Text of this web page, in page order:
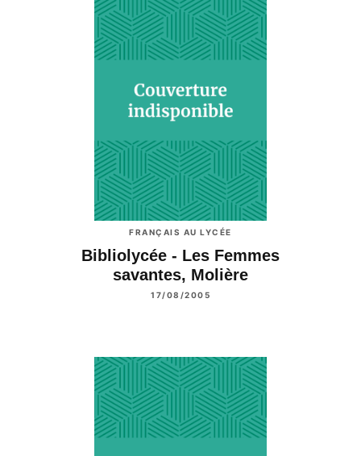
FRANÇAIS AU LYCÉE
Bibliolycée - Les Femmes
savantes, Molière
17/08/2005